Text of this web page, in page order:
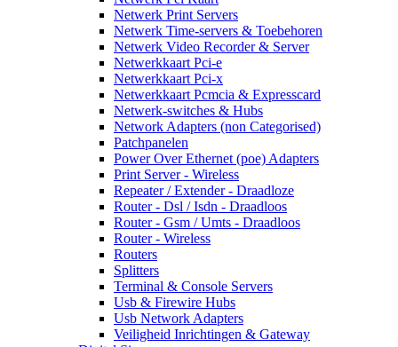
Netwerk Print Servers
Netwerk Time-servers & Toebehoren
Netwerk Video Recorder & Server
Netwerkkaart Pci-e
Netwerkkaart Pci-x
Netwerkkaart Pcmcia & Expresscard
Netwerk-switches & Hubs
Network Adapters (non Categorised)
Patchpanelen
Power Over Ethernet (poe) Adapters
Print Server - Wireless
Repeater / Extender - Draadloze
Router - Dsl / Isdn - Draadloos
Router - Gsm / Umts - Draadloos
Router - Wireless
Routers
Splitters
Terminal & Console Servers
Usb & Firewire Hubs
Usb Network Adapters
Veiligheid Inrichtingen & Gateway